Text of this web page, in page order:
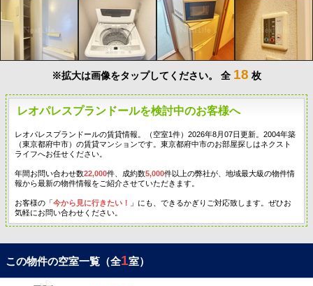
※拡大は画像をタップしてください。 全 18 枚
レオパレスプランドールを検討中のお客様へ
レオパレスプランドールの賃貸情報。（空室1件）2026年8月07日更新。2004年築
（東京都府中市）の賃貸マンションです。東京都府中市のお部屋探しはネクスト
ライフへお任せください。
年間お問い合わせ数22,000件、成約数5,000件以上の弊社が、地域最大級の物件情
報から最新の物件情報をご紹介させていただきます。
お客様の「今から見に行きたい！
」にも、できるかぎりご対応致します。ぜひお
気軽にお問い合わせください。
この物件の空室一覧（全1室）